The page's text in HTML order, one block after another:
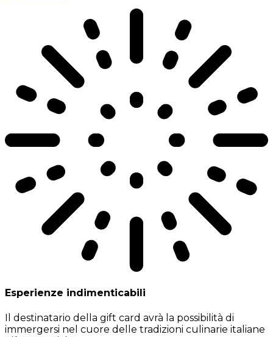
Esperienze indimenticabili
Il destinatario della gift card avrà la possibilità di
immergersi nel cuore delle tradizioni culinarie italiane